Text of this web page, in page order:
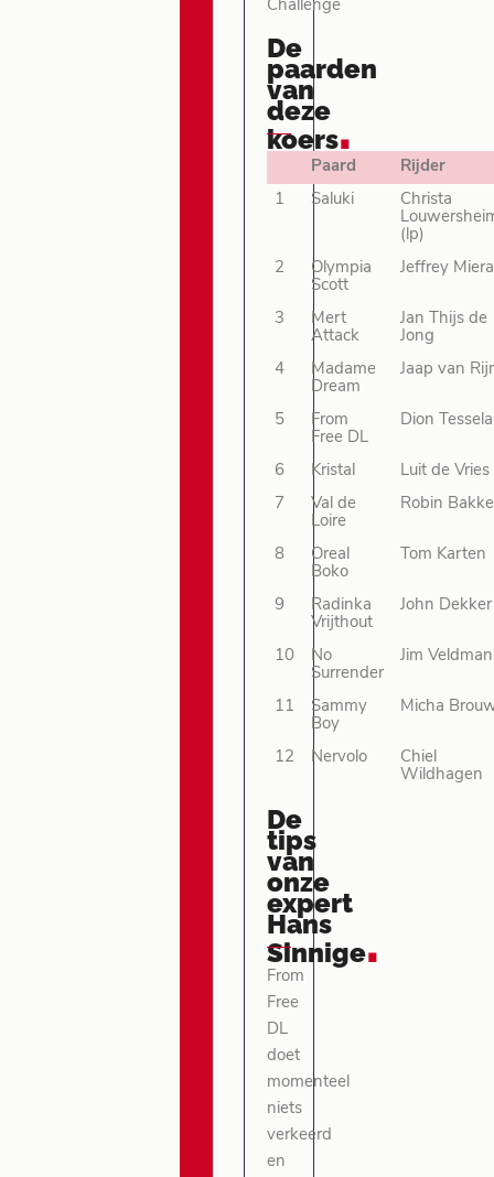
Challenge
De
paarden
van
deze
koers.
Paard
Rijder
1
Saluki
Christa
(lp)
2
Olympia
Scott
Jeffrey
3
Mert
Attack
Jan Thijs de
Jong
4
Madame
Dream
Jaap van
5
From
Free DL
Dion
6 Kristal
Luit de Vries
7
Val de
Loire
Robin
8
Oreal
Boko
Tom Karten
9
Radinka
Vrijthout
John Dekker
10
No
Surrender
Jim Veldman
11
Sammy
Boy
Micha
12 Nervolo
Chiel
Wildhagen
De
tips
van
onze
expert
Hans
Sinnige.
From
Free
DL
doet
momenteel
niets
verkeerd
en